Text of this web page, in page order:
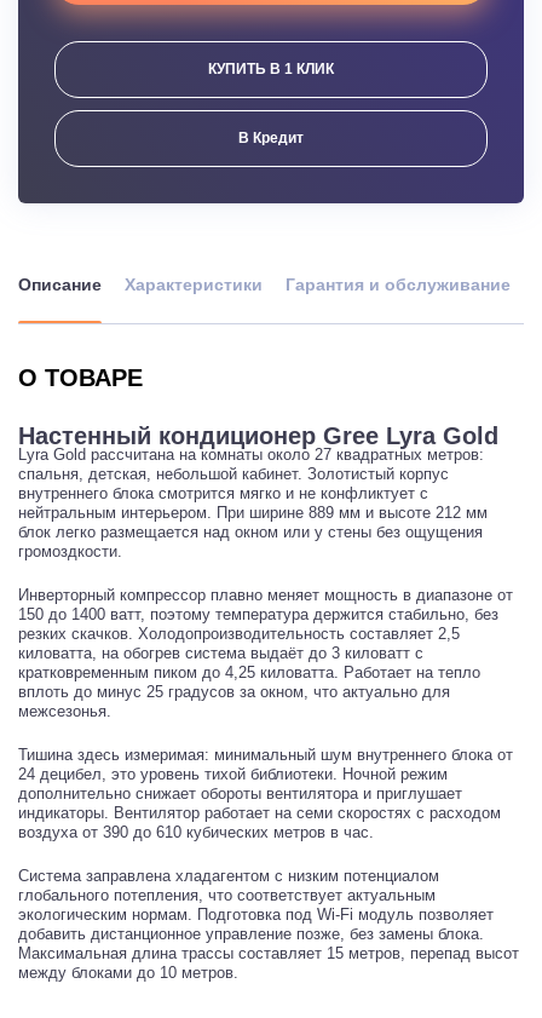
КУПИТЬ В 1 КЛИК
В Кредит
Описание Характеристики Гарантия и обслуживание
О ТОВАРЕ
Настенный кондиционер Gree Lyra Gold
Lyra Gold рассчитана на комнаты около 27 квадратных метров:
спальня, детская, небольшой кабинет. Золотистый корпус
внутреннего блока смотрится мягко и не конфликтует с
нейтральным интерьером. При ширине 889 мм и высоте 212 мм
блок легко размещается над окном или у стены без ощущения
громоздкости.
Инверторный компрессор плавно меняет мощность в диапазоне от
150 до 1400 ватт, поэтому температура держится стабильно, без
резких скачков. Холодопроизводительность составляет 2,5
киловатта, на обогрев система выдаёт до 3 киловатт с
кратковременным пиком до 4,25 киловатта. Работает на тепло
вплоть до минус 25 градусов за окном, что актуально для
межсезонья.
Тишина здесь измеримая: минимальный шум внутреннего блока от
24 децибел, это уровень тихой библиотеки. Ночной режим
дополнительно снижает обороты вентилятора и приглушает
индикаторы. Вентилятор работает на семи скоростях с расходом
воздуха от 390 до 610 кубических метров в час.
Система заправлена хладагентом с низким потенциалом
глобального потепления, что соответствует актуальным
экологическим нормам. Подготовка под Wi-Fi модуль позволяет
добавить дистанционное управление позже, без замены блока.
Максимальная длина трассы составляет 15 метров, перепад высот
между блоками до 10 метров.